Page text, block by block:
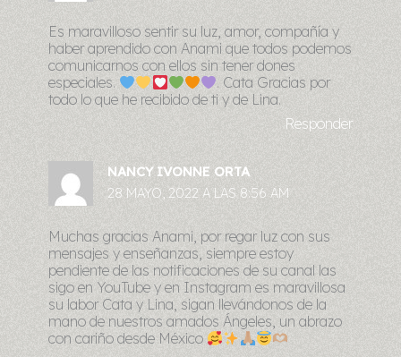
Es maravilloso sentir su luz, amor, compañía y
haber aprendido con Anami que todos podemos
comunicarnos con ellos sin tener dones
especiales.
. Cata Gracias por
todo lo que he recibido de ti y de Lina.
Responder
NANCY IVONNE ORTA
28 MAYO, 2022 A LAS 8:56 AM
Muchas gracias Anami, por regar luz con sus
mensajes y enseñanzas, siempre estoy
pendiente de las notificaciones de su canal las
sigo en YouTube y en Instagram es maravillosa
su labor Cata y Lina, sigan llevándonos de la
mano de nuestros amados Ángeles, un abrazo
con cariño desde México